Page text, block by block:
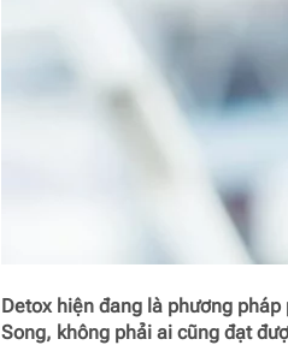
Detox hiện đang là phương
Song, không phải ai cũng đạt